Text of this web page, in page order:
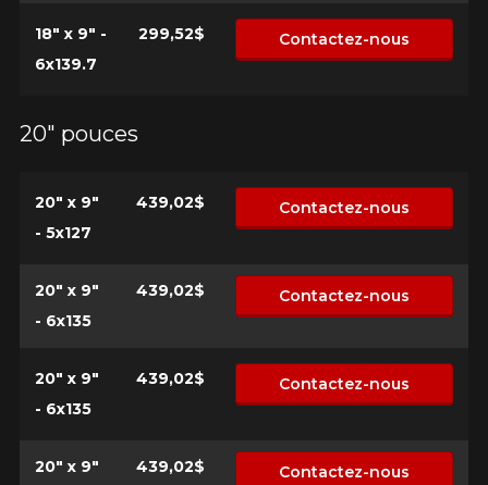
18" x 9" -
6x139.7
299,52$ Contactez-nous
20" pouces
20" x 9"
- 5x127
439,02$ Contactez-nous
20" x 9"
- 6x135
439,02$ Contactez-nous
20" x 9"
- 6x135
439,02$ Contactez-nous
20" x 9"
439,02$ Contactez-nous
*Attention cette dimension représente une possibilité
d'équipement pour votre véhicule, vous devez vérifier
l'exactitude de l'information sur votre véhicule directement